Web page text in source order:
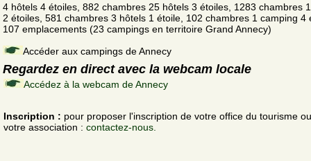
4 hôtels 4 étoiles, 882 chambres 25 hôtels 3 étoiles, 1283 chambres
2 étoiles, 581 chambres 3 hôtels 1 étoile, 102 chambres 1 camping 4
107 emplacements (23 campings en territoire Grand Annecy)
Accéder aux campings de Annecy
Regardez en direct avec la webcam locale
Accédez à la webcam de Annecy
Inscription : pour proposer l'inscription de votre office du tourisme
votre association : contactez-nous.